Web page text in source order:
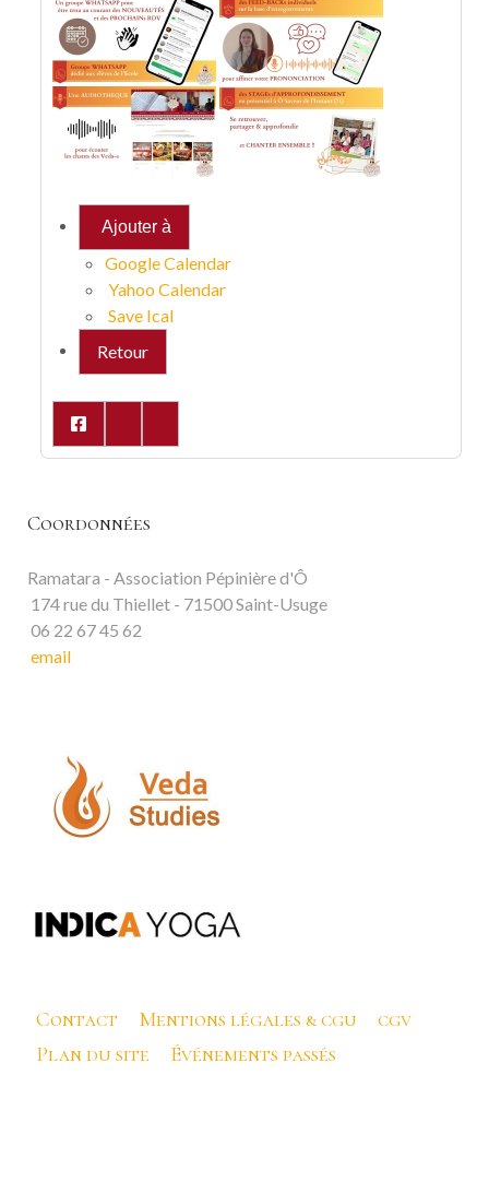
Ajouter à
Google Calendar
Yahoo Calendar
Save Ical
Retour
Coordonnées
Ramatara - Association Pépinière d'Ô
174 rue du Thiellet - 71500 Saint-Usuge
06 22 67 45 62
email
Contact Mentions légales & cgu
cgv
Plan du site
Événements passés